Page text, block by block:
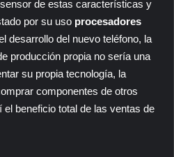
de estas características y
por su uso procesadores
desarrollo del nuevo teléfono, la
producción propia no sería una
su propia tecnología, la
componentes de otros
beneficio total de las ventas de